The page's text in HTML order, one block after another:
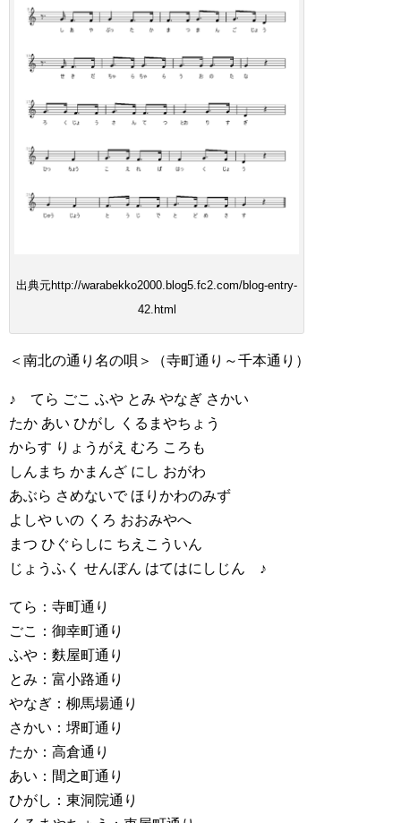
出典元http://warabekko2000.blog5.fc2.com/blog-entry-
42.html
＜南北の通り名の唄＞（寺町通り～千本通り）
♪ てら ごこ ふや とみ やなぎ さかい
たか あい ひがし くるまやちょう
からす りょうがえ むろ ころも
しんまち かまんざ にし おがわ
あぶら さめないで ほりかわのみず
よしや いの くろ おおみやへ
まつ ひぐらしに ちえこういん
じょうふく せんぼん はてはにしじん ♪
てら：寺町通り
ごこ：御幸町通り
ふや：麩屋町通り
とみ：富小路通り
やなぎ：柳馬場通り
さかい：堺町通り
たか：高倉通り
あい：間之町通り
ひがし：東洞院通り